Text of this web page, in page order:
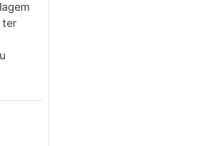
ter